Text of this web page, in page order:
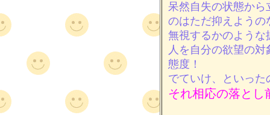
呆然自失の状態か
のはただ抑えよう
無視するかのような
人を自分の欲望の
態度！
でていけ、といっ
それ相応の落とし